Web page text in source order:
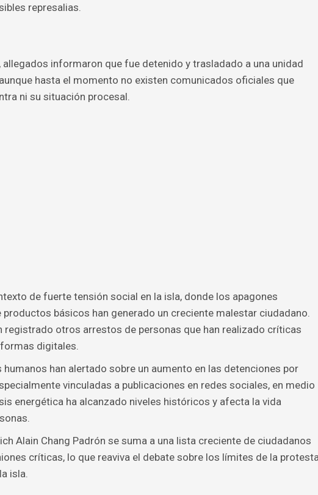
represalias.
allegados informaron que fue detenido y trasladado a una unidad
hasta el momento no existen comunicados oficiales que
ni su situación procesal.
de fuerte tensión social en la isla, donde los apagones
básicos han generado un creciente malestar ciudadano.
registrado otros arrestos de personas que han realizado críticas
digitales.
han alertado sobre un aumento en las detenciones por
vinculadas a publicaciones en redes sociales, en medio
energética ha alcanzado niveles históricos y afecta la vida
Alain Chang Padrón se suma a una lista creciente de ciudadanos
críticas, lo que reaviva el debate sobre los límites de la
isla.